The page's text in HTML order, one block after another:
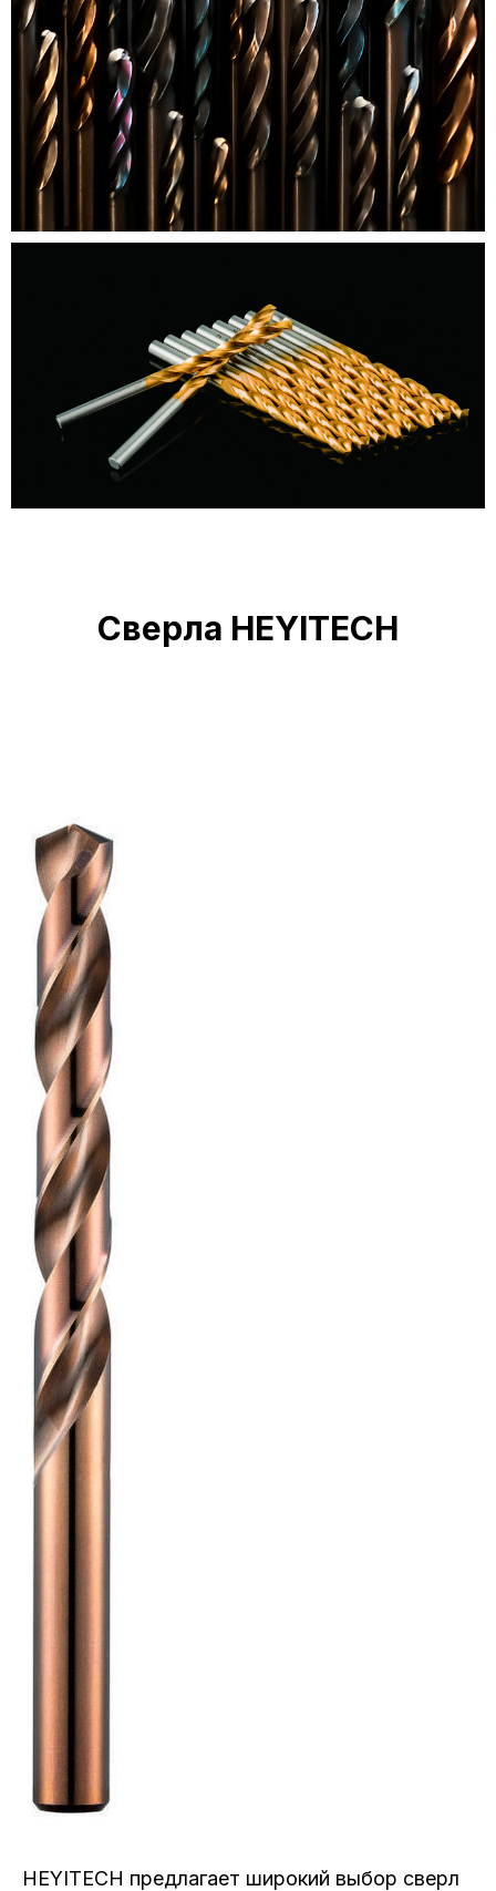
Сверла HEYITECH
HEYITECH предлагает широкий выбор сверл